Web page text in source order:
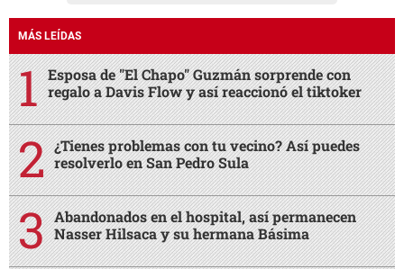
MÁS LEÍDAS
Esposa de "El Chapo" Guzmán sorprende con
regalo a Davis Flow y así reaccionó el tiktoker
¿Tienes problemas con tu vecino? Así puedes
resolverlo en San Pedro Sula
Abandonados en el hospital, así permanecen
Nasser Hilsaca y su hermana Básima